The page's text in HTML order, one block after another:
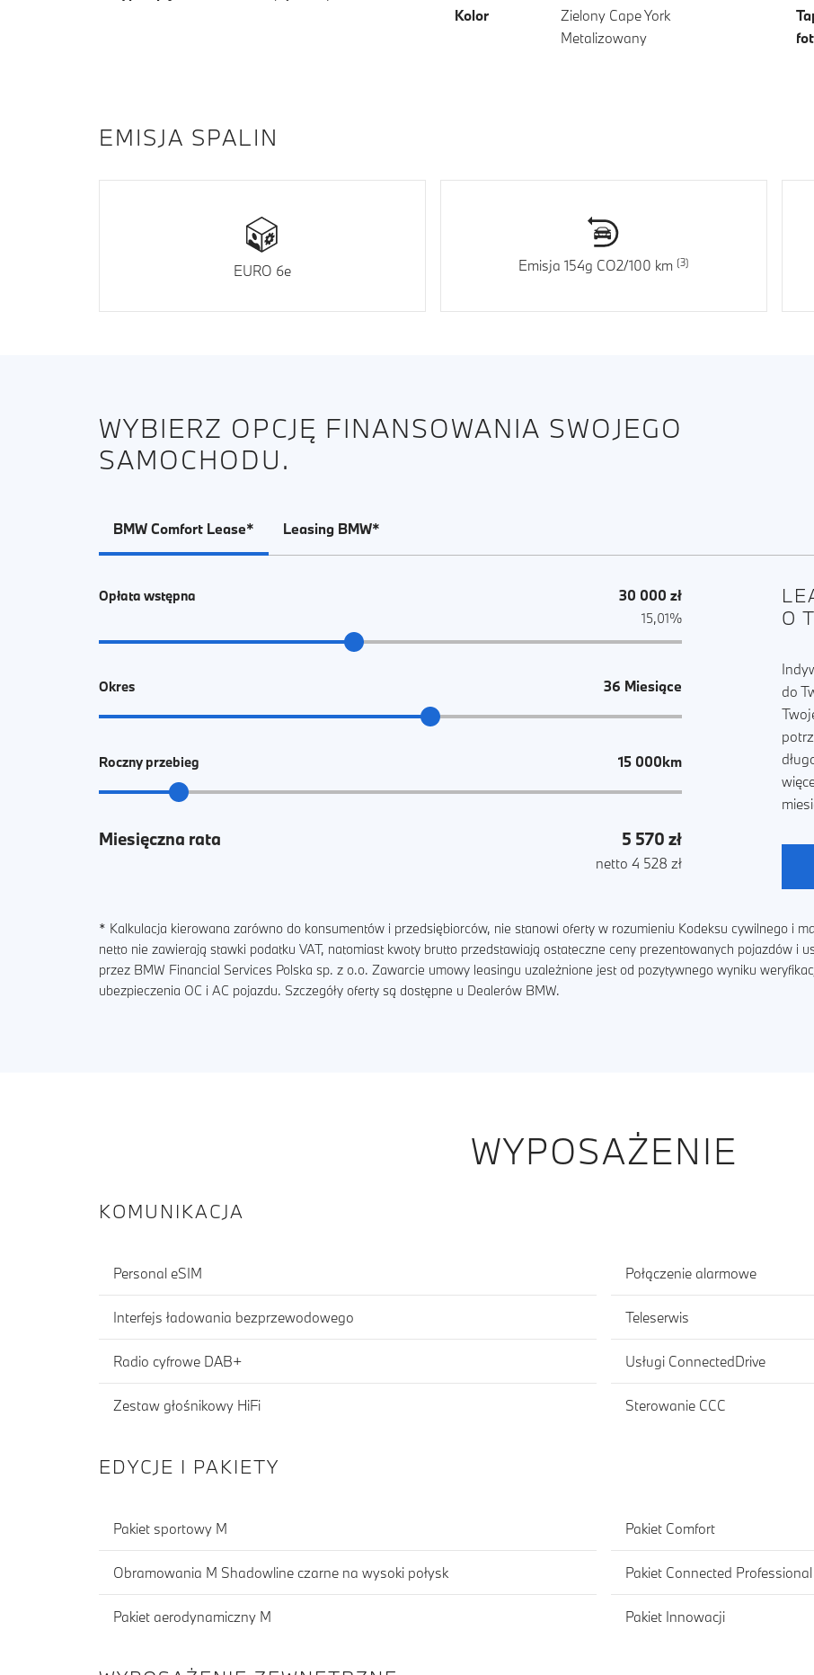
Kolor
Zielony Cape York
Metalizowany
EMISJA SPALIN
EURO 6e Emisja 154g CO2/100 km
WYBIERZ OPCJĘ FINANSOWANIA SWOJEGO
SAMOCHODU.
BMW Comfort Lease* Leasing BMW*
Opłata wstępna 30 000 zł
15,01%
Okres 36 Miesiące
Roczny przebieg 15 000km
Miesięczna rata 5 570 zł
netto 4 528 zł
O
do
* Kalkulacja kierowana zarówno do konsumentów i przedsiębiorców, nie stanowi oferty w rozumieniu Kodeksu cywilnego i
netto nie zawierają stawki podatku VAT, natomiast kwoty brutto przedstawiają ostateczne ceny prezentowanych pojazdów i
przez BMW Financial Services Polska sp. z o.o. Zawarcie umowy leasingu uzależnione jest od pozytywnego wyniku
ubezpieczenia OC i AC pojazdu. Szczegóły oferty są dostępne u Dealerów BMW.
WYPOSAŻENIE
KOMUNIKACJA
Personal eSIM
Interfejs ładowania bezprzewodowego
Radio cyfrowe DAB+
Zestaw głośnikowy HiFi
Połączenie alarmowe
Teleserwis
Usługi ConnectedDrive
Sterowanie CCC
EDYCJE I PAKIETY
Pakiet sportowy M
Obramowania M Shadowline czarne na wysoki połysk
Pakiet aerodynamiczny M
Pakiet Comfort
Pakiet Connected Professional
Pakiet Innowacji